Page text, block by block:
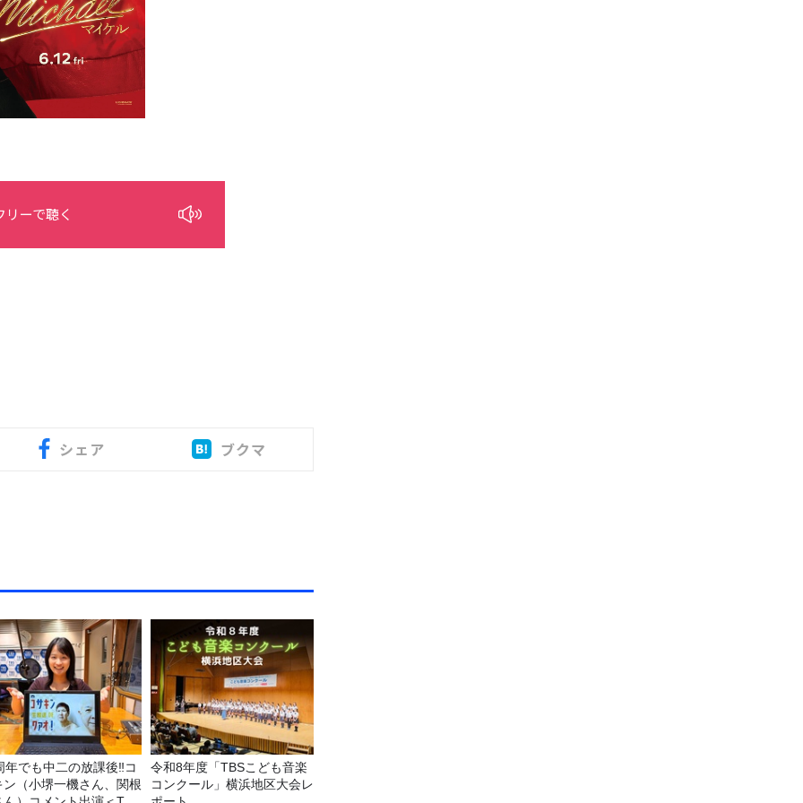
リーで聴く
シェア ブクマ
年でも中二の放課後‼コ
ン（小堺一機さん、関根
令和8年度「TBSこども音楽
コンクール」横浜地区大会レ